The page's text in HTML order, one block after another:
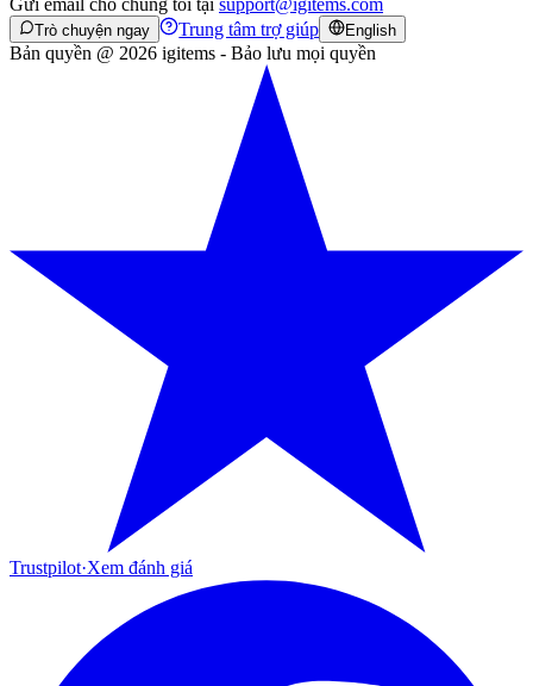
Gửi email cho chúng tôi tại support@igitems.com
Trò chuyện ngay Trung tâm trợ giúp English
Bản quyền @ 2026 igitems - Bảo lưu mọi quyền
Trustpilot·Xem đánh giá